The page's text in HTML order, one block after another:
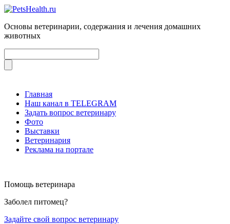
Основы ветеринарии, содержания и лечения домашних
животных
Главная
Наш канал в TELEGRAM
Задать вопрос ветеринару
Фото
Выставки
Ветеринария
Реклама на портале
Помощь ветеринара
Заболел питомец?
Задайте свой вопрос ветеринару